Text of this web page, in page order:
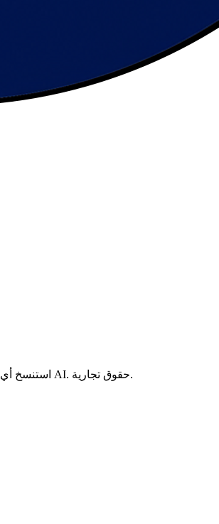
استنسخ أي صوت من عينة قصيرة، ثم أنشئ كلامًا طبيعيًا بـ 80+ لغة — مثالي للسرد والدبلجة والكتب الصوتية والتعليق الصوتي لفيديوهات AI. حقوق تجارية.